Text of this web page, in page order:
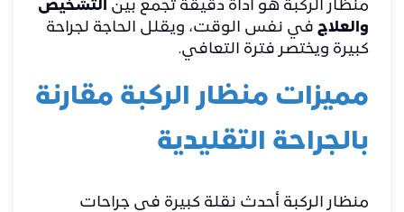
منظار الركبة هو أداة دقيقة تجمع بين
التشخيص
والعلاج في نفس الوقت، ويقلل الحاجة لجراحة
كبيرة ويختصر فترة التعافي.
مميزات منظار الركبة مقارنة
بالجراحة التقليدية
منظار الركبة أحدث نقلة كبيرة في جراحات